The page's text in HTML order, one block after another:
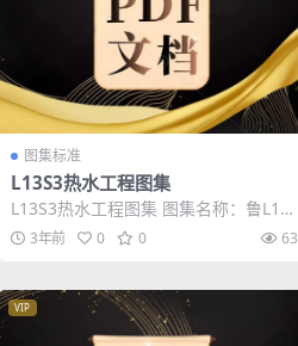
图集标准
L13S3热水工程图集
L13S3热水工程图集 图集名称：鲁L13
S3 热水工程 图集编号：L13S3 ...
3年前 0 0 63
VIP